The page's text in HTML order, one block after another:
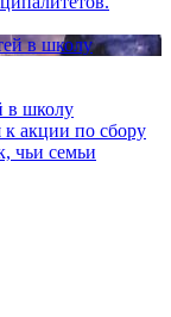
в школу
акции по сбору
чьи семьи